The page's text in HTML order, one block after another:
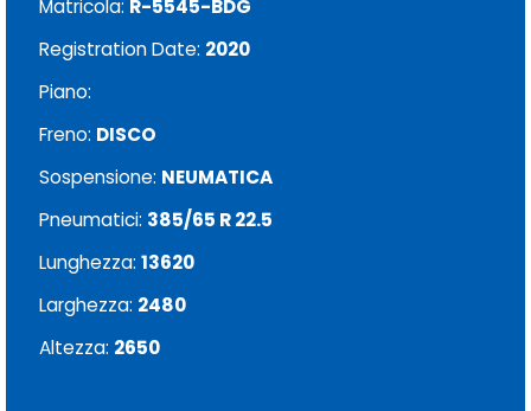
Matricola: R-5545-BDG
Registration Date: 2020
Piano:
Freno: DISCO
Sospensione: NEUMATICA
Pneumatici: 385/65 R 22.5
Lunghezza: 13620
Larghezza: 2480
Altezza: 2650